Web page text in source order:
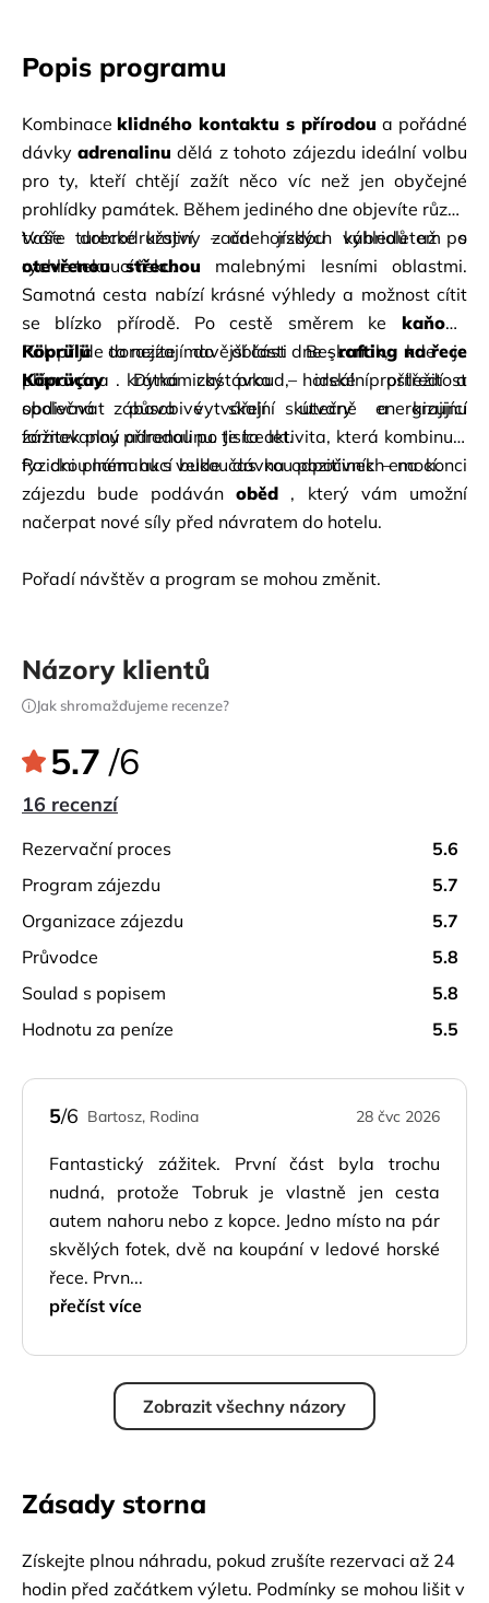
Popis programu
Kombinace klidného kontaktu s přírodou a pořádné
dávky adrenalinu dělá z tohoto zájezdu ideální volbu
pro ty, kteří chtějí zažít něco víc než jen obyčejné
prohlídky památek. Během jediného dne objevíte různé
tváře turecké krajiny – od horských výhledů až po
rychle tekoucí řeku.
Vaše dobrodružství začne jízdou kabrioletem s
otevřenou střechou
malebnými lesními oblastmi.
Samotná cesta nabízí krásné výhledy a možnost cítit
se blízko přírodě. Po cestě směrem ke
kaňonu
Köprülü
dorazíte do oblasti Beşkonak, kde je
plánována krátká zastávka – ideální příležitost
obdivovat působivé skalní útvary a krajinu
formovanou přírodou po tisíce let.
Pak přijde ta nejzajímavější část dne - rafting na řece
Köprüçay . Dynamický proud, horské prostředí a
společná zábava vytvářejí skutečně energizující
zážitek plný adrenalinu. Je to aktivita, která kombinuje
fyzickou námahu s velkou dávkou pozitivních emocí.
Po dni plném akcí bude čas na odpočinek – na konci
zájezdu
bude podáván oběd , který vám umožní
načerpat nové síly před návratem do hotelu.
Pořadí návštěv a program se mohou změnit.
Názory klientů
Jak shromažďujeme recenze?
5.7 /6
16 recenzí
rezervační proces
5.6
program zájezdu
5.7
organizace zájezdu
5.7
průvodce
5.8
soulad s popisem
5.8
hodnotu za peníze
5.5
5/6 Bartosz, Rodina 28 čvc 2026
Fantastický zážitek. První část byla trochu
nudná, protože Tobruk je vlastně jen cesta
autem nahoru nebo z kopce. Jedno místo na pár
skvělých fotek, dvě na koupání v ledové horské
řece. Prvn...
přečíst více
Zobrazit všechny názory
Zásady storna
Získejte plnou náhradu, pokud zrušíte rezervaci až 24
hodin před začátkem výletu. Podmínky se mohou lišit v